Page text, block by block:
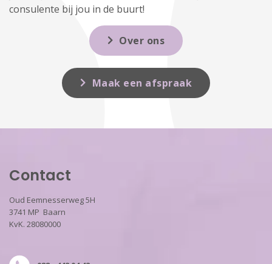
consulente bij jou in de buurt!
Over ons
Maak een afspraak
Contact
Oud Eemnesserweg 5H
3741 MP Baarn
KvK. 28080000